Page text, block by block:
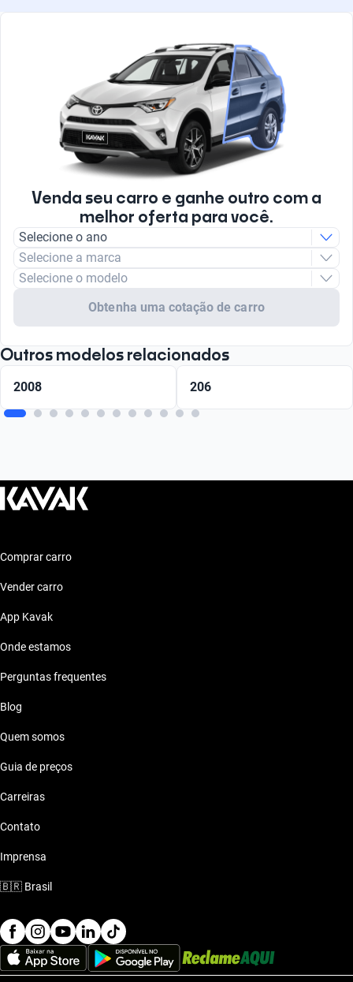
Venda seu carro e ganhe outro com a
melhor oferta para você.
Selecione o ano
Selecione a marca
Selecione o modelo
Obtenha uma cotação de carro
Outros modelos relacionados
2008 206
Comprar carro
Vender carro
App Kavak
Onde estamos
Perguntas frequentes
Blog
Quem somos
Guia de preços
Carreiras
Contato
Imprensa
🇧🇷 Brasil